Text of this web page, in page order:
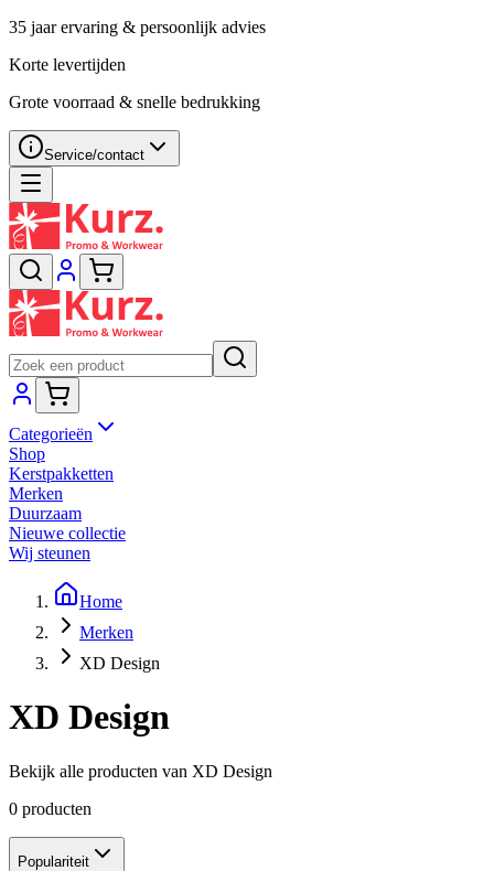
35 jaar ervaring & persoonlijk advies
Korte levertijden
Grote voorraad & snelle bedrukking
Service/contact
Categorieën
Shop
Kerstpakketten
Merken
Duurzaam
Nieuwe collectie
Wij steunen
Home
Merken
XD Design
XD Design
Bekijk alle producten van XD Design
0 producten
Populariteit